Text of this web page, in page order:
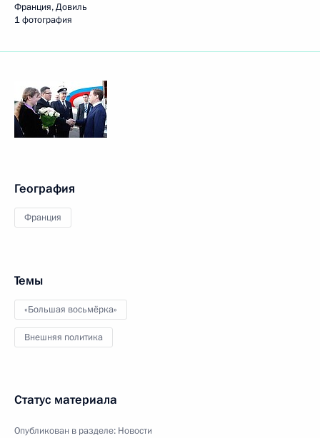
Франция, Довиль
1 фотография
География
Франция
Темы
«Большая восьмёрка»
Внешняя политика
Статус материала
Опубликован в разделе: Новости